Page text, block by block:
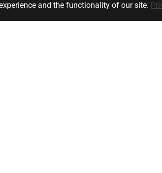
and the functionality of our site.